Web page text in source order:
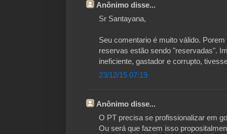
Anônimo disse...
Sr Santayana,
Seu comentario é muito válido.
reservas estão sendo "reservadas".
ineficiente, gastador e corrupto,
23/12/15 07:19
Anônimo disse...
O PT precisa se profissionalizar em
Ou será que fazem isso